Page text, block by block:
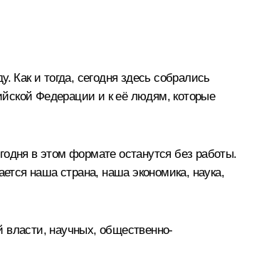
Как и тогда, сегодня здесь собрались
Федерации и к её людям, которые
в этом формате останутся без работы.
наша страна, наша экономика, наука,
власти, научных, общественно-